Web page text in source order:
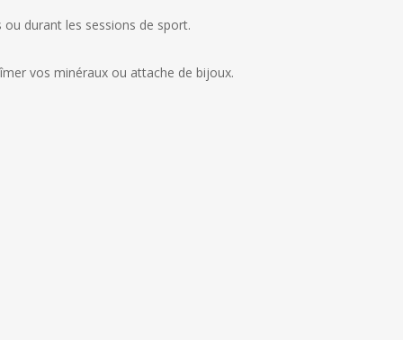
durant les sessions de sport.
vos minéraux ou attache de bijoux.